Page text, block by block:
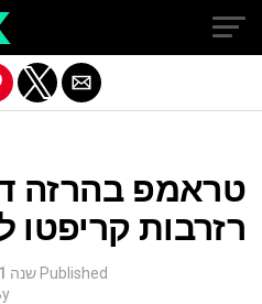
טראמפ בהרזה
רזרבות קריפטו
Published שנה 1 ago
version